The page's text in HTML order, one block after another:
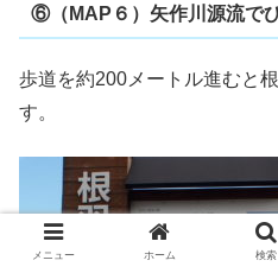
⑥（MAP６）矢作川源流で
歩道を約200メートル進むと
す。
メニュー ホーム 検索